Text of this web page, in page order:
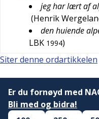
jeg har lært af
(Henrik
den huiende
LBK 1994)
Siter denne ordartikkelen
Er du fornøyd med
Bli med og bidra!